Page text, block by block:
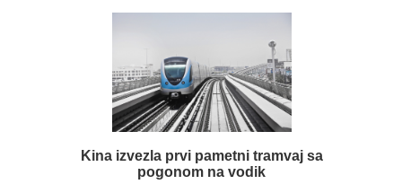
Kina izvezla prvi pametni tramvaj sa
pogonom na vodik